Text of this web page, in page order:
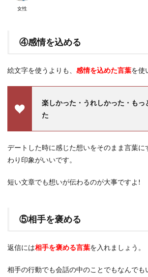
女性
④感情を込める
絵文字を使うよりも、 感情を込めた言葉を使
楽しかった・うれしかった・もっ
た
デートした時に感じた想いをそのまま言葉に
わり印象がいいです。
短い文章でも想いが伝わるのが大事ですよ!
⑤相手を褒める
返信には相手を褒める言葉を入れましょう。
相手の行動でも会話の中のことでもなんでも